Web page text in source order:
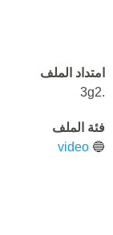
امتداد الملف
.3g2
فئة الملف
🔵
video